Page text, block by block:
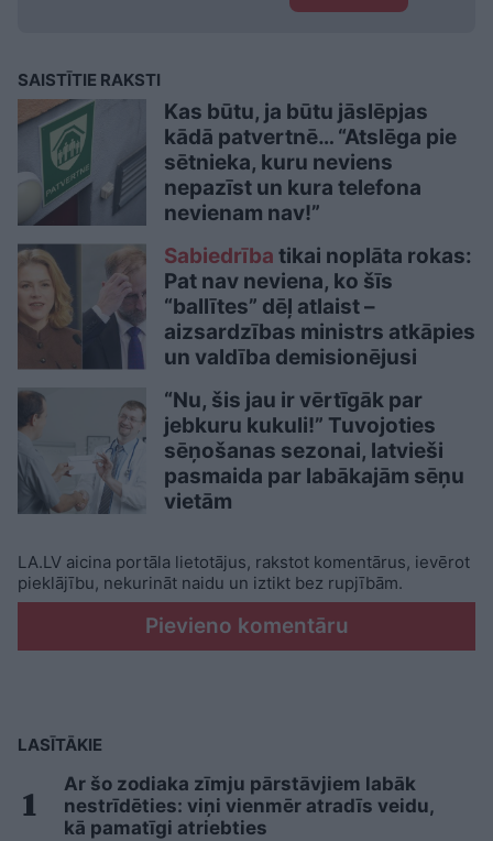
SAISTĪTIE RAKSTI
Kas būtu, ja būtu jāslēpjas
kādā patvertnē… “Atslēga pie
sētnieka, kuru neviens
nepazīst un kura telefona
nevienam nav!”
Sabiedrība tikai noplāta rokas:
Pat nav neviena, ko šīs
“ballītes” dēļ atlaist –
aizsardzības ministrs atkāpies
un valdība demisionējusi
“Nu, šis jau ir vērtīgāk par
jebkuru kukuli!” Tuvojoties
sēņošanas sezonai, latvieši
pasmaida par labākajām sēņu
vietām
LA.LV aicina portāla lietotājus, rakstot komentārus, ievērot
pieklājību, nekurināt naidu un iztikt bez rupjībām.
Pievieno komentāru
LASĪTĀKIE
Ar šo zodiaka zīmju pārstāvjiem labāk
nestrīdēties: viņi vienmēr atradīs veidu,
kā pamatīgi atriebties